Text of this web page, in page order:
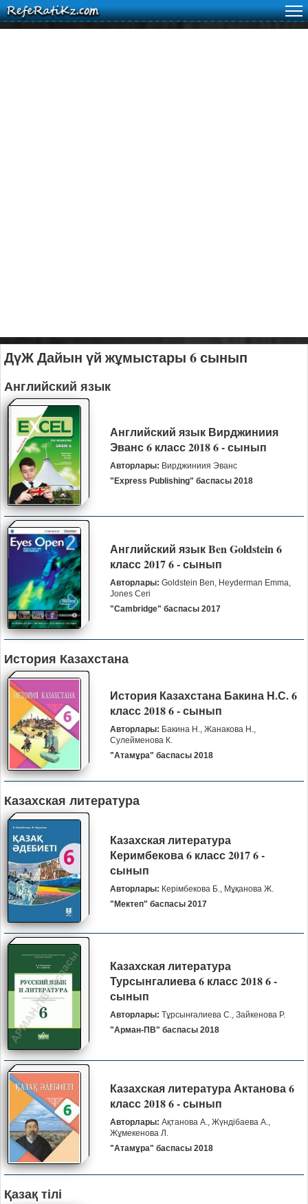
ДүЖ Дайын үй жұмыстары 6 сынып
Английский язык
Английский язык Вирджиниия
Эванс 6 класс 2018 6 - сынып
Авторлары: Вирджиниия Эванс
"Express Publishing" баспасы 2018
Английский язык Ben Goldstein 6
класс 2017 6 - сынып
Авторлары: Goldstein Ben, Heyderman Emma,
Jones Ceri
"Cambridge" баспасы 2017
История Казахстана
История Казахстана Бакина Н.С. 6
класс 2018 6 - сынып
Авторлары: Бакина Н., Жанакова Н.,
Сулейменова К.
"Атамұра" баспасы 2018
Казахская литература
Казахская литература
Керимбекова 6 класс 2017 6 -
сынып
Авторлары: Керімбекова Б., Мұқанова Ж.
"Мектеп" баспасы 2017
Казахская литература
Турсынгалиева 6 класс 2018 6 -
сынып
Авторлары: Тұрсынғалиева С., Зайкенова Р.
"Арман-ПВ" баспасы 2018
Казахская литература Актанова 6
класс 2018 6 - сынып
Авторлары: Ақтанова А., Жүндібаева А.,
Жұмекенова Л.
"Атамұра" баспасы 2018
Қазақ тілі